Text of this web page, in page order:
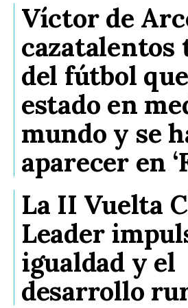
Víctor de
cazatalentos
del fútbol
estado en
mundo y se
aparecer en
La II Vuelta
Leader
igualdad y el
desarrollo